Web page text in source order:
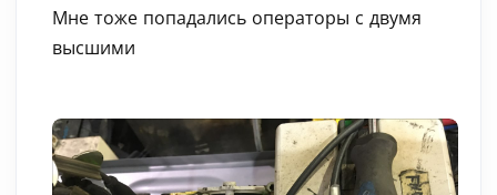
Мне тоже попадались операторы с двумя
высшими